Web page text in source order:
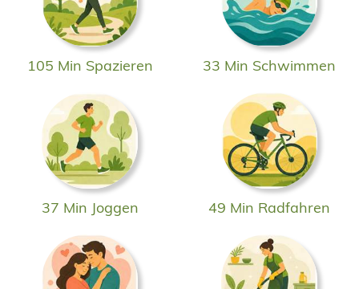
105 Min Spazieren 33 Min Schwimmen
37 Min Joggen 49 Min Radfahren